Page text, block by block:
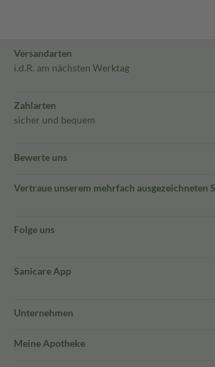
Versandarten
i.d.R. am nächsten Werktag
Zahlarten
sicher und bequem
Bewerte uns
Vertraue unserem mehrfach ausgezeichneten
Folge uns
Sanicare App
Unternehmen
Meine Apotheke